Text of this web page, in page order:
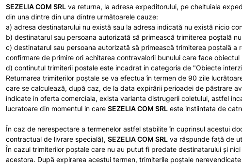
SEZELIA COM SRL va returna, la adresa expeditorului, pe cheltuiala
din una dintre din una dintre următoarele cauze:
a) adresa destinatarului nu există sau la adresa indicată nu există nicio
b) destinatarul sau persoana autorizată să primească trimiterea poştală
c) destinatarul sau persoana autorizată să primească trimiterea poştală
confirmare de primire ori achitarea contravalorii bunului care face
d) continutul trimiterii postale este incadrat in categoria de "Obiecte
Returnarea trimiterilor poștale se va efectua în termen de 90 zile
care se calculează, după caz, de la data expirării perioadei de păstrare
indicate in oferta comerciala, exista varianta distrugerii coletului, astfel
lucratoare din momentul in care SEZELIA COM SRL este instiintata de
În caz de nerespectare a termenelor astfel stabilite în cuprinsul acestui
contractual de livrare specială), SEZELIA COM SRL va răspunde faţă de
În cazul trimiterilor poştale care nu au putut fi predate destinatarului şi
acestora. După expirarea acestui termen, trimiterile poştale